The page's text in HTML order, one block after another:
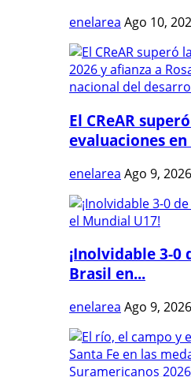
enelarea Ago 10,
El CReAR
evaluaciones en
enelarea Ago 9, 2026
¡Inolvidable 3-0
Brasil en...
enelarea Ago 9, 2026